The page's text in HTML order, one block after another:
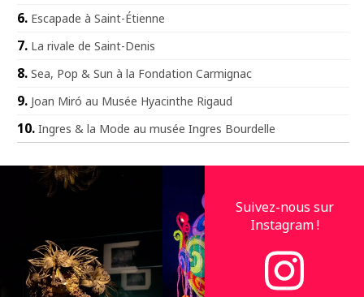
Escapade à Saint-Étienne
La rivale de Saint-Denis
Sea, Pop & Sun à la Fondation Carmignac
Joan Miró au Musée Hyacinthe Rigaud
Ingres & la Mode au musée Ingres Bourdelle
Suivez-nous sur
Instagram !